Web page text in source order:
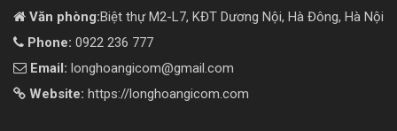
Văn phòng:Biệt thự M2-L7, KĐT Dương Nội, Hà Đông, Hà Nội
Phone: 0922 236 777
Email: longhoangicom@gmail.com
Website: https://longhoangicom.com